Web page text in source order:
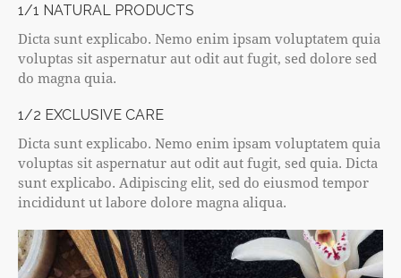
1/1 NATURAL PRODUCTS
Dicta sunt explicabo. Nemo enim ipsam voluptatem quia
voluptas sit aspernatur aut odit aut fugit, sed dolore sed
do magna quia.
1/2 EXCLUSIVE CARE
Dicta sunt explicabo. Nemo enim ipsam voluptatem quia
voluptas sit aspernatur aut odit aut fugit, sed quia. Dicta
sunt explicabo. Adipiscing elit, sed do eiusmod tempor
incididunt ut labore dolore magna aliqua.